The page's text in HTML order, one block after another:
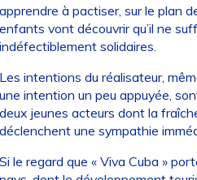
à pactiser, sur le plan
vont découvrir qu’il ne
solidaires.
intentions du réalisateur,
intention un peu appuyée,
jeunes acteurs dont la
une sympathie
le regard que « Viva Cuba »